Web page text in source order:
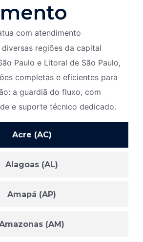
com atendimento
regiões da capital
Paulo e Litoral de São Paulo,
completas e eficientes para
a guardiã do fluxo, com
e suporte técnico dedicado.
Acre (AC)
Alagoas (AL)
Amapá (AP)
(AM)